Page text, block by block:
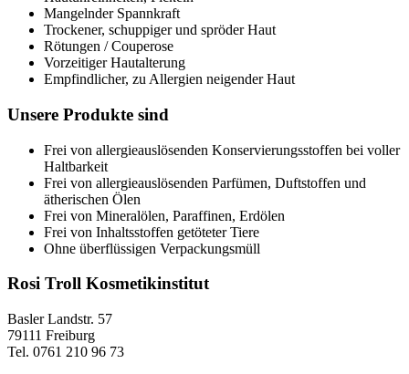
Mangelnder Spannkraft
Trockener, schuppiger und spröder Haut
Rötungen / Couperose
Vorzeitiger Hautalterung
Empfindlicher, zu Allergien neigender Haut
Unsere Produkte sind
Frei von allergieauslösenden Konservierungsstoffen bei voller
Haltbarkeit
Frei von allergieauslösenden Parfümen, Duftstoffen und
ätherischen Ölen
Frei von Mineralölen, Paraffinen, Erdölen
Frei von Inhaltsstoffen getöteter Tiere
Ohne überflüssigen Verpackungsmüll
Rosi Troll Kosmetikinstitut
Basler Landstr. 57
79111 Freiburg
Tel. 0761 210 96 73